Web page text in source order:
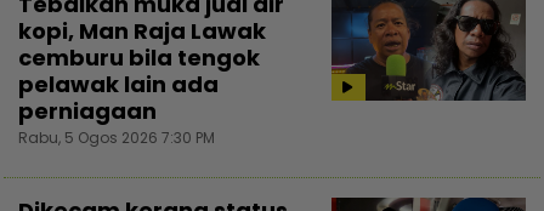
kopi, Man Raja Lawak
cemburu bila tengok
pelawak lain ada
perniagaan
Rabu, 5 Ogos 2026 7:30 PM